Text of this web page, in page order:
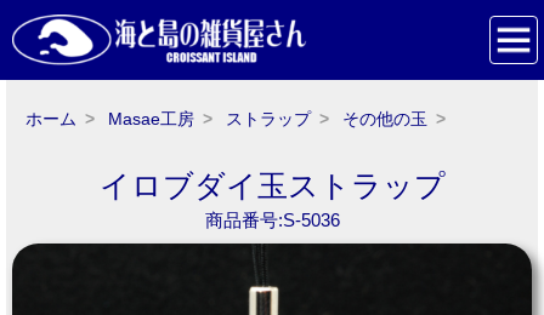
ホーム Masae工房 ストラップ その他の玉
イロブダイ玉ストラップ
商品番号:S-5036